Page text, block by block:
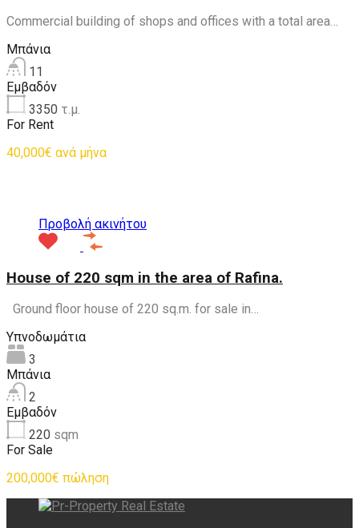
Commercial building of shops and offices with a total area…
Μπάνια
11
Εμβαδόν
3350 τ.μ.
For Rent
40,000€ ανά μήνα
Προβολή ακινήτου
House of 220 sqm in the area of Rafina.
Ground floor house of 220 sq.m. for sale in…
Υπνοδωμάτια
3
Μπάνια
2
Εμβαδόν
220 sqm
For Sale
200,000€ πώληση